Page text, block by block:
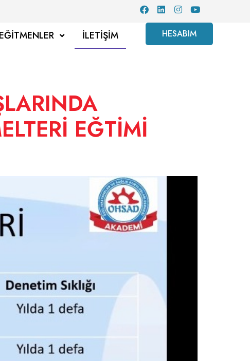
EĞITMENLER İLETIŞIM HESABIM
EĞTİMİ